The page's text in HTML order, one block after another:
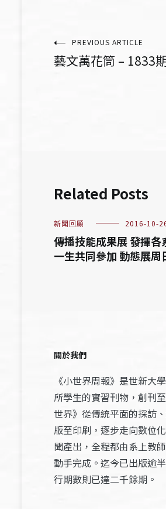
文PREVIOUS ARTICLE
藝文萬花筒 – 1833
Related Posts
新聞回顧 2016-10-
傳播技能成果展 發揮
一生共同參加 動態展
關於我們
《小世界周報》是世新大
所學生的實習刊物，創刊
世界》從傳統平面的採訪
版至印刷，逐步走向數位
聞產出，全程都由系上教
動手完成。迄今已出版逾
行期數則已達二千餘期。